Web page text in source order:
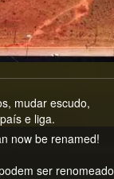
mudar escudo,
e liga.
now be renamed!
ser